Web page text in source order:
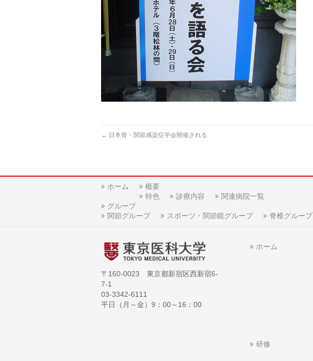
← 日本骨・関節感染症学会開催される
ホーム
概要
特色
診療内容
関連病院一覧
グループ
関節グループ
スポーツ・関節鏡グループ 脊椎グループ
〒160-0023 東京都新宿区西新宿6-
7-1
03-3342-6111
平日（月～金）9：00～16：00
ホーム
研修